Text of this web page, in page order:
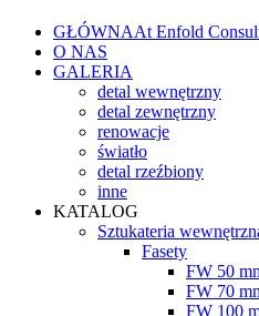
GŁÓWNAAt Enfold
O NAS
GALERIA
detal wewnętrzny
detal zewnętrzny
renowacje
światło
detal rzeźbiony
inne
KATALOG
Sztukateria
Fasety
FW 50
FW 70
FW 100